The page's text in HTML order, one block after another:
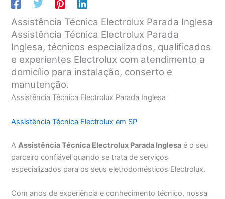
Assistência Técnica Electrolux Parada Inglesa
Assistência Técnica Electrolux Parada
Inglesa, técnicos especializados, qualificados
e experientes Electrolux com atendimento a
domicílio para instalação, conserto e
manutenção.
Assistência Técnica Electrolux Parada Inglesa
Assistência Técnica Electrolux em SP
AAssistência Técnica Electrolux Parada Inglesa é o seu
parceiro confiável quando se trata de serviços
especializados para os seus eletrodomésticos Electrolux.
Com anos de experiência e conhecimento técnico, nossa